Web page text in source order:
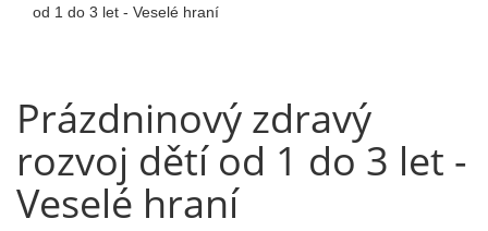
od 1 do 3 let - Veselé hraní
Prázdninový zdravý
rozvoj dětí od 1 do 3 let -
Veselé hraní